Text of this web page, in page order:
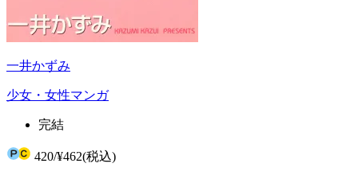
一井かずみ
少女・女性マンガ
完結
420/¥462(税込)